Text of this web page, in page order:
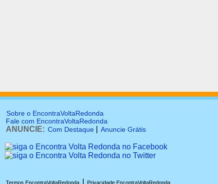
Sobre o EncontraVoltaRedonda
Fale com EncontraVoltaRedonda
ANUNCIE: Com Destaque Anuncie Grátis
Termos EncontraVoltaRedonda Privacidade EncontraVoltaRedonda